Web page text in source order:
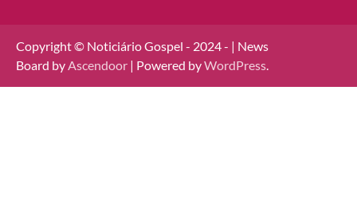
Copyright © Noticiário Gospel - 2024 - | News
Board byAscendoor | Powered byWordPress.